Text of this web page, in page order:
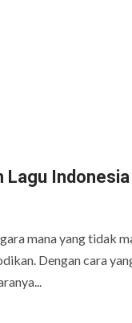
Lagu Indonesia
mana yang tidak
Dengan cara